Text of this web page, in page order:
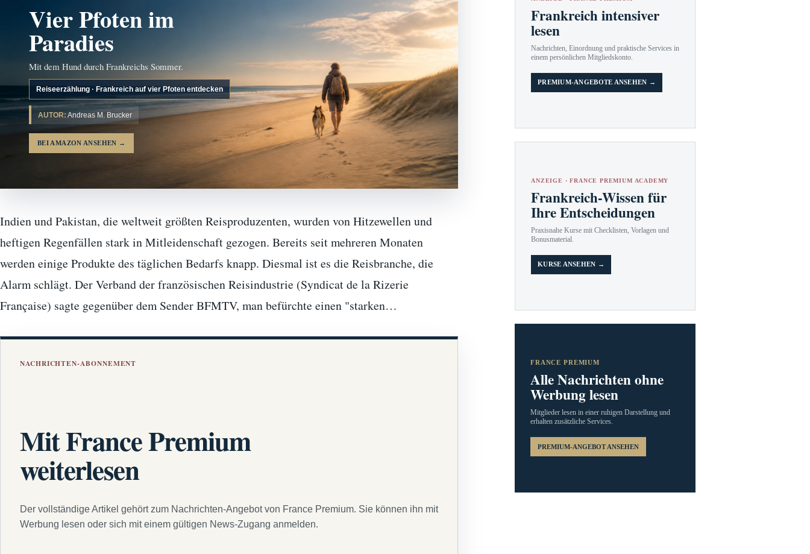
Vier Pfoten im
Paradies
Mit dem Hund durch Frankreichs Sommer.
Reiseerzählung · Frankreich auf vier Pfoten entdecken
AUTOR: Andreas M. Brucker
BEI AMAZON ANSEHEN →
Indien und Pakistan, die weltweit größten Reisproduzenten, wurden von Hitzewellen und
heftigen Regenfällen stark in Mitleidenschaft gezogen. Bereits seit mehreren Monaten
werden einige Produkte des täglichen Bedarfs knapp. Diesmal ist es die Reisbranche, die
Alarm schlägt. Der Verband der französischen Reisindustrie (Syndicat de la Rizerie
Française) sagte gegenüber dem Sender BFMTV, man befürchte einen "starken…
NACHRICHTEN-ABONNEMENT
Mit France Premium
weiterlesen
Der vollständige Artikel gehört zum Nachrichten-Angebot von France Premium. Sie können ihn mit
Werbung lesen oder sich mit einem gültigen News-Zugang anmelden.
Frankreich intensiver
lesen
Nachrichten, Einordnung und praktische Services in
einem persönlichen Mitgliedskonto.
PREMIUM-ANGEBOTE ANSEHEN →
ANZEIGE · FRANCE PREMIUM ACADEMY
Frankreich-Wissen für
Ihre Entscheidungen
Praxisnahe Kurse mit Checklisten, Vorlagen und
Bonusmaterial.
KURSE ANSEHEN →
FRANCE PREMIUM
Alle Nachrichten ohne
Werbung lesen
Mitglieder lesen in einer ruhigen Darstellung und
erhalten zusätzliche Services.
PREMIUM-ANGEBOT ANSEHEN